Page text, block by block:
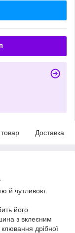
товар Доставка
й чутливою
його
з вклеєним
дрібної